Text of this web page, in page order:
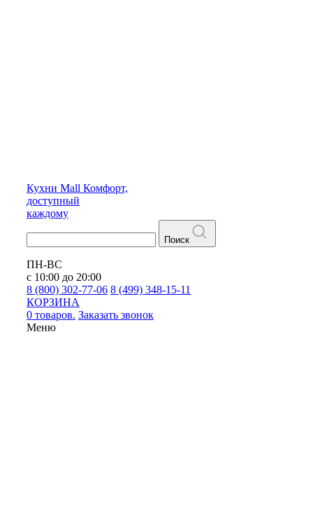
Кухни Mall Комфорт,
доступный
каждому
Поиск
ПН-ВС
с 10:00 до 20:00
8 (800) 302-77-06 8 (499) 348-15-11
КОРЗИНА
0 товаров. Заказать звонок
Меню